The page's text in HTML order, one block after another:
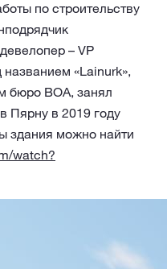
по строительству
– VP
«Lainurk»,
бюро BOA, занял
Пярну в 2019 году
здания можно найти
watch?